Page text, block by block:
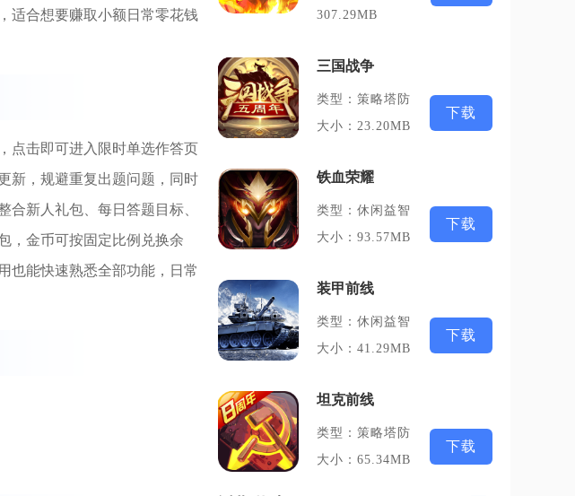
适合想要赚取小额日常零花钱
点击即可进入限时单选作答页
新，规避重复出题问题，同时
新人礼包、每日答题目标、
，金币可按固定比例兑换余
也能快速熟悉全部功能，日常
307.29MB
三国战争
类型：策略塔防
大小：23.20MB
下载
铁血荣耀
类型：休闲益智
大小：93.57MB
下载
装甲前线
类型：休闲益智
大小：41.29MB
下载
坦克前线
类型：策略塔防
大小：65.34MB
下载